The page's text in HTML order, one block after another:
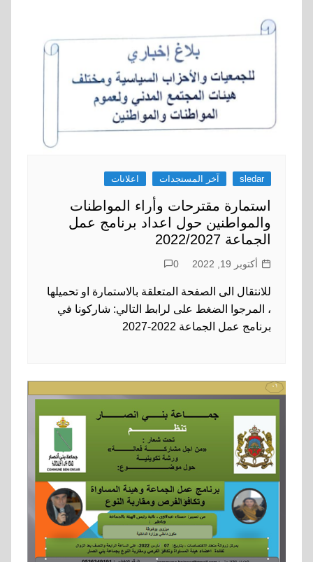
sledar آخر المستجدات اعلانات
استمارة مقترحات وأراء المواطنات
والمواطنين حول اعداد برنامج عمل
الجماعة 2022/2027
أكتوبر 19, 2022 0
للانتقال الى الصفحة المتعلقة بالاستمارة او تحميلها
، المرجوا الضغط على لرابط التالي: شاركونا في
برنامج عمل الجماعة 2022-2027